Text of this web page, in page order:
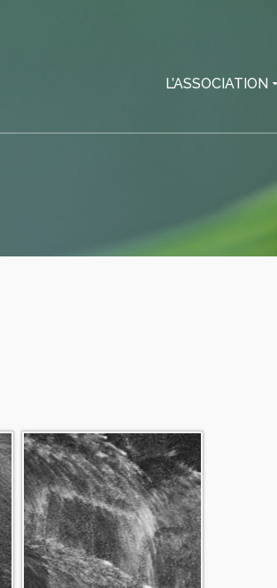
L’ASSOCIATION